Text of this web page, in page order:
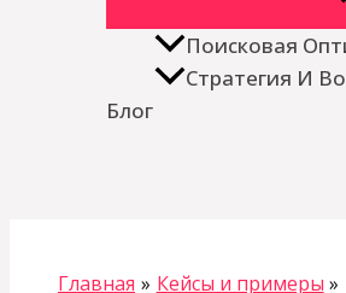
Поисковая
Стратегия И
Блог
Главная Кейсы и примеры